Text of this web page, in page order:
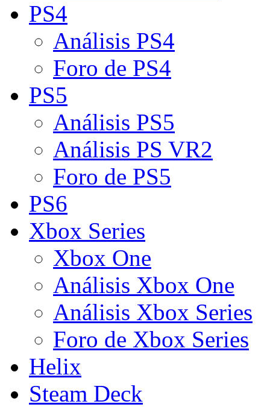
PS4
Análisis PS4
Foro de PS4
PS5
Análisis PS5
Análisis PS VR2
Foro de PS5
PS6
Xbox Series
Xbox One
Análisis Xbox One
Análisis Xbox Series
Foro de Xbox Series
Helix
Steam Deck